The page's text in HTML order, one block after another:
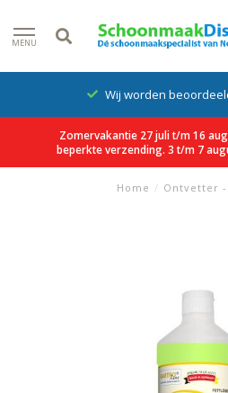
MENU
Wij worden
Zomervakantie 27 juli t/m 16
beperkte verzending. 3 t/m 7
Home / Ontvetter -